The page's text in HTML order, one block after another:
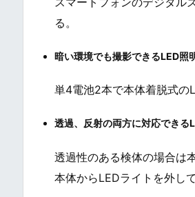
る。
暗い環境でも撮影できるLED照
単4電池2本で本体着脱式の
透過、反射の両方に対応できる
透過性のある検体の場合は
本体からLEDライトを外し